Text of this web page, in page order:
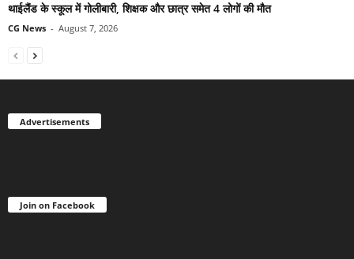
थाईलैंड के स्कूल में गोलीबारी, शिक्षक और छात्र समेत 4 लोगों की मौत
CG News - August 7, 2026
Advertisements
Join on Facebook